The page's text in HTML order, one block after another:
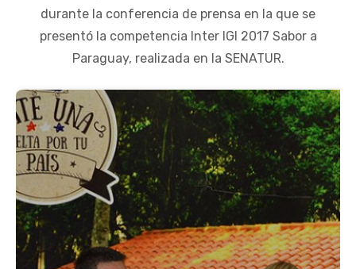
durante la conferencia de prensa en la que se
presentó la competencia Inter IGI 2017 Sabor a
Paraguay, realizada en la SENATUR.